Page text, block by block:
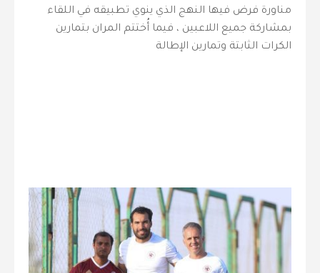
مناورة فرض فيها النهج الذي ينوي تطبيقه في اللقاء
بمشاركة جميع اللاعبين ، فيما أُختتم المران بتمارين
الكرات الثابتة وتمارين الإطالة